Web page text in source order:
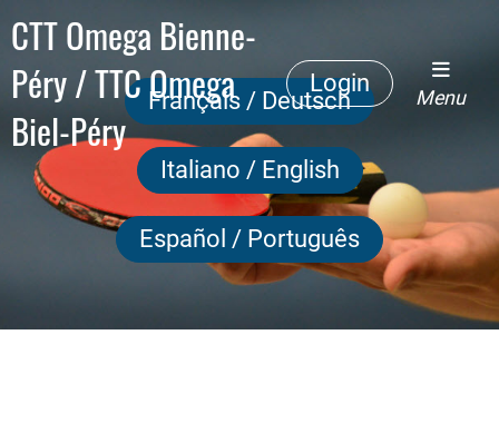
CTT Omega Bienne-
Péry / TTC Omega
Biel-Péry
Login
Menu
Français / Deutsch
Italiano / English
Español / Português